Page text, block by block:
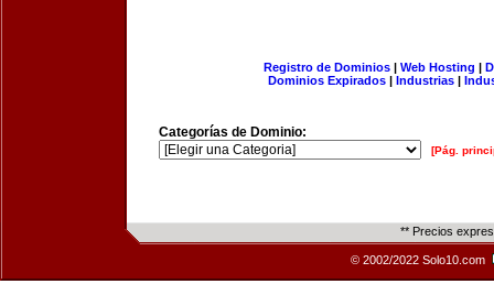
Registro de Dominios| Web Hosting |
Dominios Expirados | Industrias |
Categorías de Dominio:
[Pág.
** Precios
© 2002/2022 Solo10.com